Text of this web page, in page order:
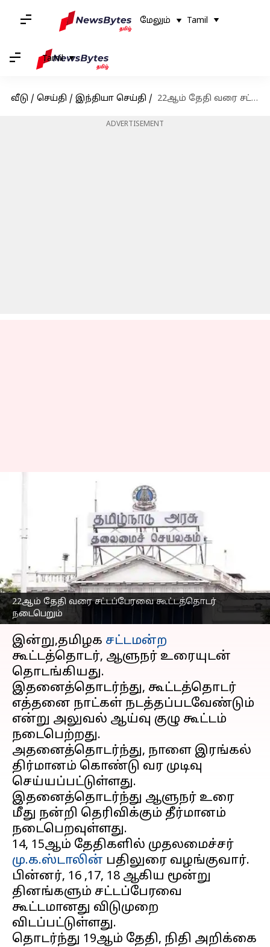
மேலும் Tamil
Tamil
வீடு / செய்தி / இந்தியா செய்தி / 22ஆம் தேதி வரை சட்டப்பேரவை கூட்டத்தொடர் நடைபெறும்: அலுவல் கூட்டத்தொடரில் முடிவு
ADVERTISEMENT
22ஆம் தேதி வரை சட்டப்பேரவை கூட்டத்தொடர்
நடைபெறும்
22ஆம் தேதி வரை
சட்டப்பேரவை
கூட்டத்தொடர்
நடைபெறும்: அலுவல்
கூட்டத்தொடரில் முடிவு
எழுதியவர் Venkatalakshmi V Feb 12, 2024 03:15 pm
செய்தி முன்னோட்டம்
இன்று,தமிழக சட்டமன்ற
கூட்டத்தொடர், ஆளுநர் உரையுடன்
தொடங்கியது.
இதனைத்தொடர்ந்து, கூட்டத்தொடர்
எத்தனை நாட்கள் நடத்தப்படவேண்டும்
என்று அலுவல் ஆய்வு குழு கூட்டம்
நடைபெற்றது.
அதனைத்தொடர்ந்து, நாளை இரங்கல்
திர்மானம் கொண்டு வர முடிவு
செய்யப்பட்டுள்ளது.
இதனைத்தொடர்ந்து ஆளுநர் உரை
மீது நன்றி தெரிவிக்கும் தீர்மானம்
நடைபெறவுள்ளது.
14, 15ஆம் தேதிகளில் முதலமைச்சர்
மு.க.ஸ்டாலின் பதிலுரை வழங்குவார்.
பின்னர், 16 ,17, 18 ஆகிய மூன்று
தினங்களும் சட்டப்பேரவை
கூட்டமானது விடுமுறை
விடப்பட்டுள்ளது.
தொடர்ந்து 19ஆம் தேதி, நிதி அறிக்கை